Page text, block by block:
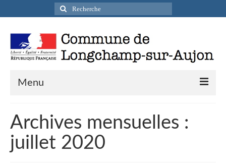
Rechercher
:
Menu
Infos pratiques
Archives mensuelles :
juillet 2020